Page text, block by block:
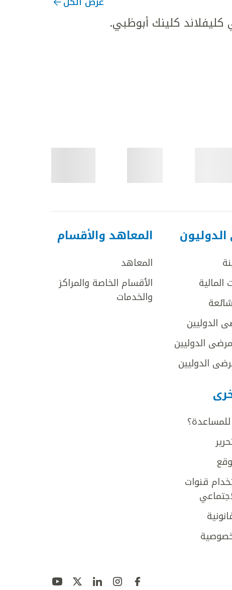
كلينك أبوظبي.
المالية
الدوليين
الدوليين
الدوليين
المعاهد والأقسام
المعاهد
الأقسام الخاصة والمراكز
والخدمات
قنوات